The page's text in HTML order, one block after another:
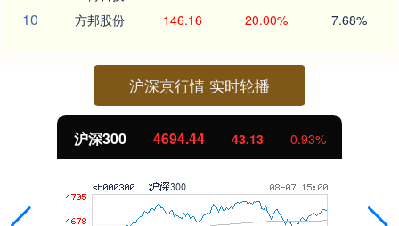
10 方邦股份 146.16 20.00% 7.68%
沪深京行情 实时轮播
北证50 1134.24 11.37 1.01%